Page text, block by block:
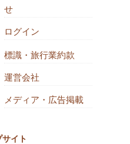
せ
ログイン
標識・旅行業約款
運営会社
メディア・広告掲載
サイト